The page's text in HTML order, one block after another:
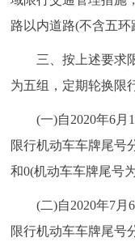
DEUTSCH
ESPAÑOL
路以内道路(不含五环
三、按上述要求限
为五组，定期轮换限
(一)自2020年6月1
限行机动车车牌尾号
和0(机动车车牌尾号
(二)自2020年7月6
限行机动车车牌尾号